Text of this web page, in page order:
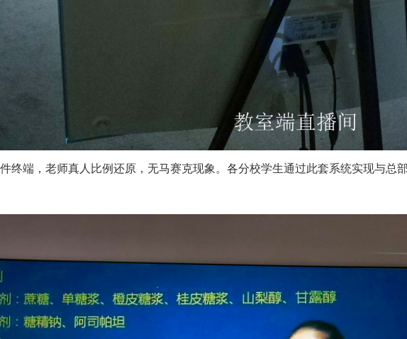
终端，老师真人比例还原，无马赛克现象。各分校学生通过此套系统实现与总